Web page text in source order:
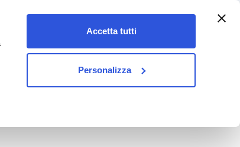
Accetta tutti
Personalizza
vet&pet